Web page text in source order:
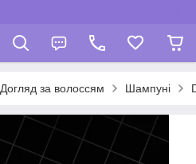
Догляд за волоссям Шампуні